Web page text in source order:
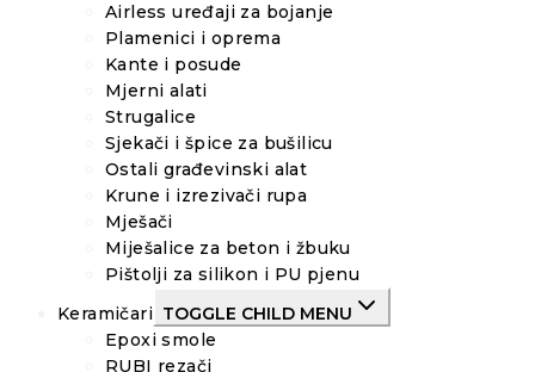
Airless uređaji za bojanje
Plamenici i oprema
Kante i posude
Mjerni alati
Strugalice
Sjekači i špice za bušilicu
Ostali građevinski alat
Krune i izrezivači rupa
Mješači
Miješalice za beton i žbuku
Pištolji za silikon i PU pjenu
Keramičari TOGGLE CHILD MENU
Epoxi smole
RUBI rezači